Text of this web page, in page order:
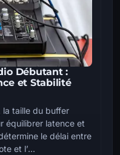
Débutant :
et Stabilité
la taille du buffer
équilibrer latence et
le délai entre
et l’...